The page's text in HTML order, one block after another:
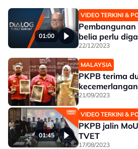
01:00
VIDEO TERKINI &
belia perlu
22/12/2023
MALAYSIA
PKPB terima
21/09/2023
01:45
VIDEO TERKINI &
PKPB jalin
TVET
17/08/2023